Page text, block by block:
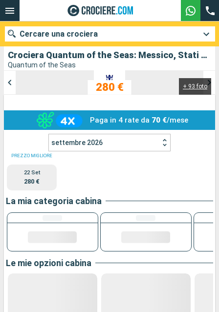
Crociera Quantum of the Seas: Messico, Stati uniti in partenza da Los Angeles
Quantum of the Seas
+ 93 foto
280 €
Paga in 4 rate da 70 €/mese
settembre 2026
PREZZO MIGLIORE
22 Set
280 €
La mia categoria cabina
Le mie opzioni cabina
Cercare una crociera
Mesi di partenza
Porti Compagnie